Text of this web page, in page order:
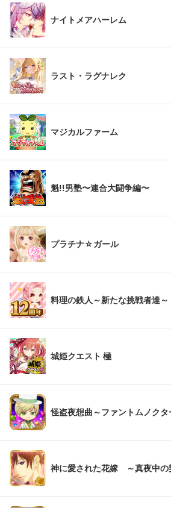
ナイトメアハーレム
ラスト・ラグナレク
マジカルファーム
魁!!男塾〜連合大闘争編〜
プラチナ☆ガール
料理の鉄人～新たな挑戦者達～
城姫クエスト 極
怪盗夜想曲～ファントムノクタ
神に愛された花嫁 ～真夜中の